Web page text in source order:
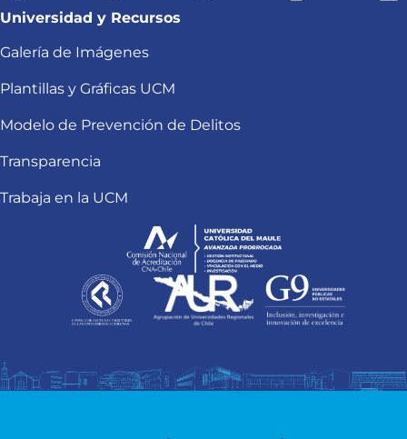
Universidad y Recursos
Galería de Imágenes
Plantillas y Gráficas UCM
Modelo de Prevención de Delitos
Transparencia
Trabaja en la UCM